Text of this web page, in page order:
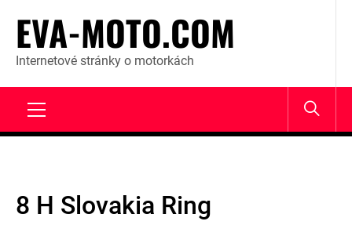
content
EVA-MOTO.COM
Internetové stránky o motorkách
8 H Slovakia Ring